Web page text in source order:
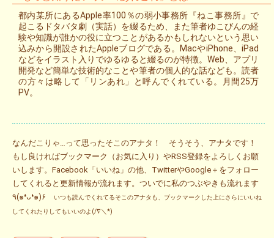
都内某所にあるApple率100％の弱小事務所『ねこ事務所』で
起こるドタバタ劇（実話）を綴るため、また筆者ゆこびんの経
験や知識が誰かの役に立つことがあるかもしれないという思い
込みから開設されたAppleブログである。MacやiPhone、iPad
などをイラスト入りでゆるゆると綴るのが特徴。Web、アプリ
開発など簡単な技術的なことや筆者の個人的な話なども。読者
の方々は略して「リンあれ」と呼んでくれている。月間25万
PV。
なんだこりゃ…って思ったそこのアナタ！ そうそう、アナタです！
もし良ければブックマーク（お気に入り）やRSS登録をよろしくお願
いします。Facebook「いいね」の他、TwitterやGoogle＋をフォロー
してくれると更新情報が流れます。ついでに私のつぶやきも流れます
٩(๑❛ᴗ❛๑)۶
いつも読んでくれてるそこのアナタも、ブックマークした上にさらにいいね
してくれたりしてもいいのよ(/∇＼*)